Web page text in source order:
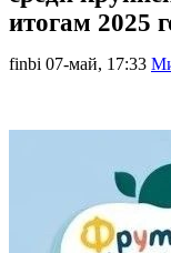
итогам 2025
finbi 07-май, 17:33